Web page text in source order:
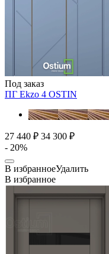
Под заказ
ПГ Ekzo 4 OSTIN
27 440 ₽ 34 300 ₽
- 20%
В избранноеУдалить
В избранное